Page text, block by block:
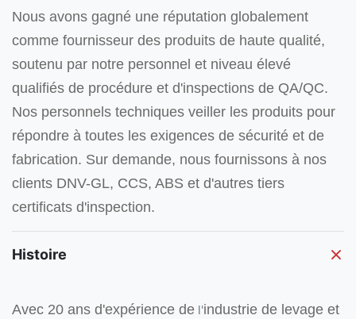
Nous avons gagné une réputation globalement
comme fournisseur des produits de haute qualité,
soutenu par notre personnel et niveau élevé
qualifiés de procédure et d'inspections de QA/QC.
Nos personnels techniques veiller les produits pour
répondre à toutes les exigences de sécurité et de
fabrication. Sur demande, nous fournissons à nos
clients DNV-GL, CCS, ABS et d'autres tiers
certificats d'inspection.
Histoire
Avec 20 ans d'expérience de l'industrie de levage et